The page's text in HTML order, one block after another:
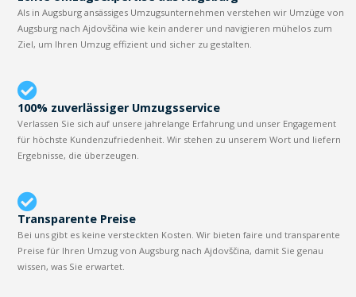
Als in Augsburg ansässiges Umzugsunternehmen verstehen wir Umzüge von
Augsburg nach Ajdovščina wie kein anderer und navigieren mühelos zum
Ziel, um Ihren Umzug effizient und sicher zu gestalten.
100% zuverlässiger Umzugsservice
Verlassen Sie sich auf unsere jahrelange Erfahrung und unser Engagement
für höchste Kundenzufriedenheit. Wir stehen zu unserem Wort und liefern
Ergebnisse, die überzeugen.
Transparente Preise
Bei uns gibt es keine versteckten Kosten. Wir bieten faire und transparente
Preise für Ihren Umzug von Augsburg nach Ajdovščina, damit Sie genau
wissen, was Sie erwartet.